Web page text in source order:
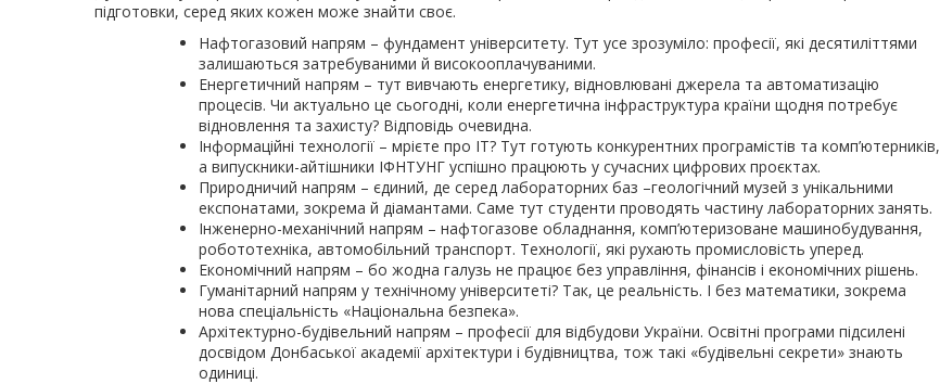
підготовки, серед яких кожен може знайти своє.
Нафтогазовий напрям – фундамент університету. Тут усе зрозуміло: професії, які десятиліттями
залишаються затребуваними й високооплачуваними.
Енергетичний напрям – тут вивчають енергетику, відновлювані джерела та автоматизацію
процесів. Чи актуально це сьогодні, коли енергетична інфраструктура країни щодня потребує
відновлення та захисту? Відповідь очевидна.
Інформаційні технології – мрієте про ІТ? Тут готують конкурентних програмістів та комп’ютерників,
а випускники-айтішники ІФНТУНГ успішно працюють у сучасних цифрових проєктах.
Природничий напрям – єдиний, де серед лабораторних баз –геологічний музей з унікальними
експонатами, зокрема й діамантами. Саме тут студенти проводять частину лабораторних занять.
Інженерно-механічний напрям – нафтогазове обладнання, комп’ютеризоване машинобудування,
робототехніка, автомобільний транспорт. Технології, які рухають промисловість уперед.
Економічний напрям – бо жодна галузь не працює без управління, фінансів і економічних рішень.
Гуманітарний напрям у технічному університеті? Так, це реальність. І без математики, зокрема
нова спеціальність «Національна безпека».
Архітектурно-будівельний напрям – професії для відбудови України. Освітні програми підсилені
досвідом Донбаської академії архітектури і будівництва, тож такі «будівельні секрети» знають
одиниці.